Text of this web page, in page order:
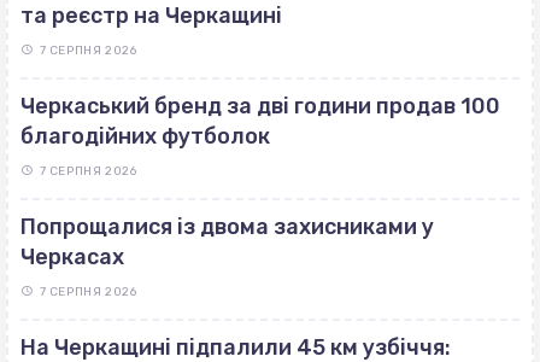
та реєстр на Черкащині
7 СЕРПНЯ 2026
Черкаський бренд за дві години продав 100
благодійних футболок
7 СЕРПНЯ 2026
Попрощалися із двома захисниками у
Черкасах
7 СЕРПНЯ 2026
На Черкащині підпалили 45 км узбіччя: